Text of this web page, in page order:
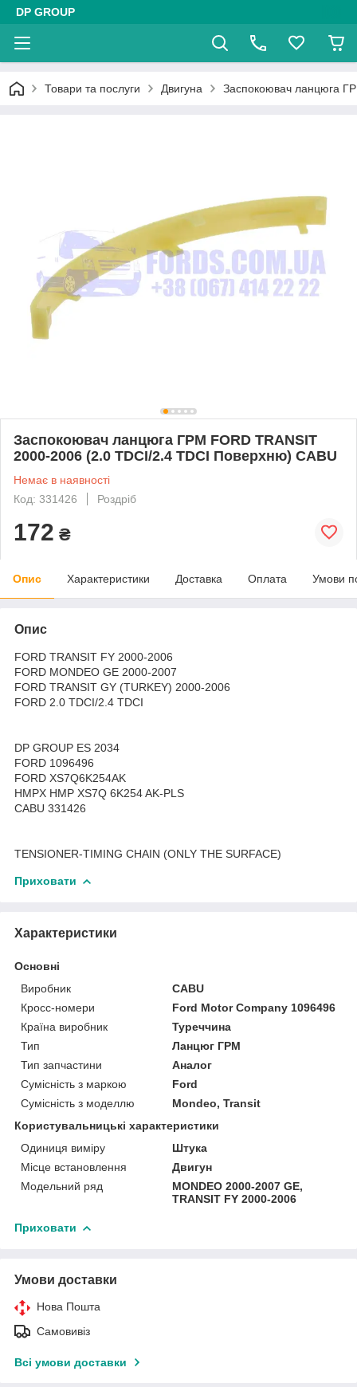
DP GROUP
Товари та послуги Двигуна Заспокоювач ланцюга
Заспокоювач ланцюга ГРМ FORD TRANSIT
2000-2006 (2.0 TDCI/2.4 TDCI Поверхню) CABU
Немає в наявності
Код: 331426
Роздріб
172 ₴
Опис Характеристики Доставка Оплата Умови
Опис
FORD TRANSIT FY 2000-2006
FORD MONDEO GE 2000-2007
FORD TRANSIT GY (TURKEY) 2000-2006
FORD 2.0 TDCI/2.4 TDCI
DP GROUP ES 2034
FORD 1096496
FORD XS7Q6K254AK
HMPX HMP XS7Q 6K254 AK-PLS
CABU 331426
TENSIONER-TIMING CHAIN (ONLY THE SURFACE)
Приховати
Характеристики
Основні
Виробник
CABU
Кросс-номери
Ford Motor Company 1096496
Країна виробник
Туреччина
Тип
Ланцюг ГРМ
Тип запчастини
Аналог
Сумісність з маркою
Ford
Сумісність з моделлю
Mondeo, Transit
Користувальницькі характеристики
Одиниця виміру
Штука
Місце встановлення
Двигун
Модельний ряд
MONDEO 2000-2007 GE,
TRANSIT FY 2000-2006
Приховати
Умови доставки
Нова Пошта
Самовивіз
Всі умови доставки